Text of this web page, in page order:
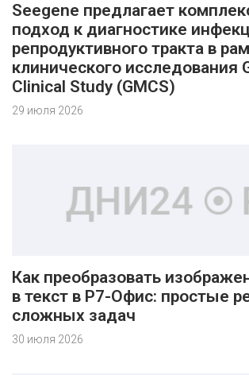
Seegene предлагает
подход к диагностике
репродуктивного тракта в
клинического исследования
Clinical Study (GMCS)
29 июля 2026
Как преобразовать
в текст в Р7-Офис: простые
сложных задач
30 июля 2026